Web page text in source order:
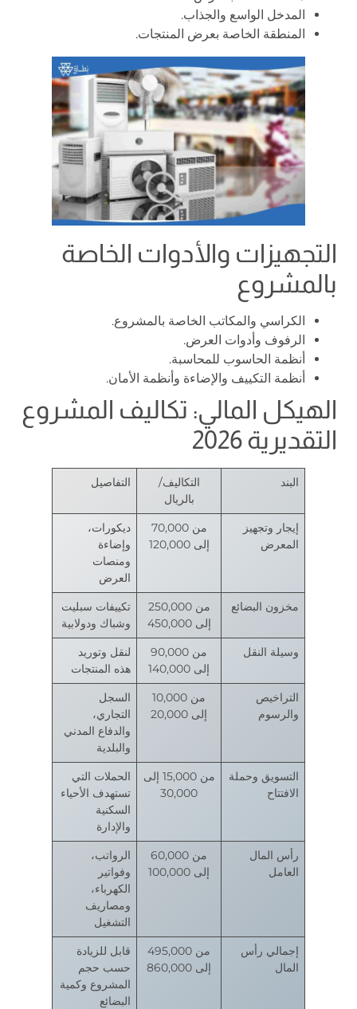
المدخل الواسع والجذاب.
المنطقة الخاصة بعرض المنتجات.
التجهيزات والأدوات الخاصة
بالمشروع
الكراسي والمكاتب الخاصة بالمشروع.
الرفوف وأدوات العرض.
أنظمة الحاسوب للمحاسبة.
أنظمة التكييف والإضاءة وأنظمة الأمان.
الهيكل المالي: تكاليف المشروع
التقديرية 2026
البند
التكاليف/
بالريال
التفاصيل
إيجار وتجهيز
المعرض
من 70,000
إلى 120,000
ديكورات،
وإضاءة
ومنصات
العرض
مخزون البضائع
من 250,000
إلى 450,000
تكييفات سبليت
وشباك ودولابية
وسيلة النقل
من 90,000
إلى 140,000
لنقل وتوريد
هذه المنتجات
التراخيص
والرسوم
من 10,000
إلى 20,000
السجل
التجاري،
والدفاع المدني
والبلدية
التسويق وحملة
الافتتاح
من 15,000 إلى
30,000
الحملات التي
تستهدف الأحياء
السكنية
والإدارة
رأس المال
العامل
من 60,000
إلى 100,000
الرواتب،
وفواتير
الكهرباء،
ومصاريف
التشغيل
إجمالي رأس
المال
من 495,000
إلى 860,000
قابل للزيادة
حسب حجم
المشروع وكمية
البضائع